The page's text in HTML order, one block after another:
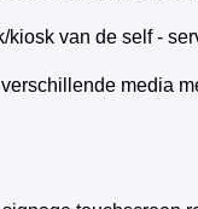
van de self -
media